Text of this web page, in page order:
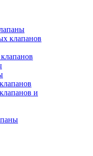
клапанов
и